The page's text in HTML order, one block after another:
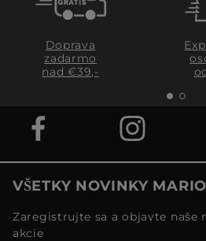
Doprava
zadarmo
nad €39,-
VŠETKY NOVINKY
Zaregistrujte sa a objavte naše
akcie